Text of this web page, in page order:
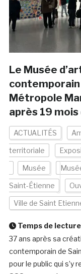
Le Musée
Métropole
après 19
ACTUALITÉS
territoriale
Musée
Saint-Étienne
Ville de Saint
Temps de
37 ans après sa
contemporain de
pour le public qui s’y